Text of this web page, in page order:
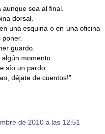
sea al final.
dorsal.
una esquina o en una oficina
poner.
guardo.
momento.
sío un pardo.
déjate de cuentos!”
de 2010 a las 12:51